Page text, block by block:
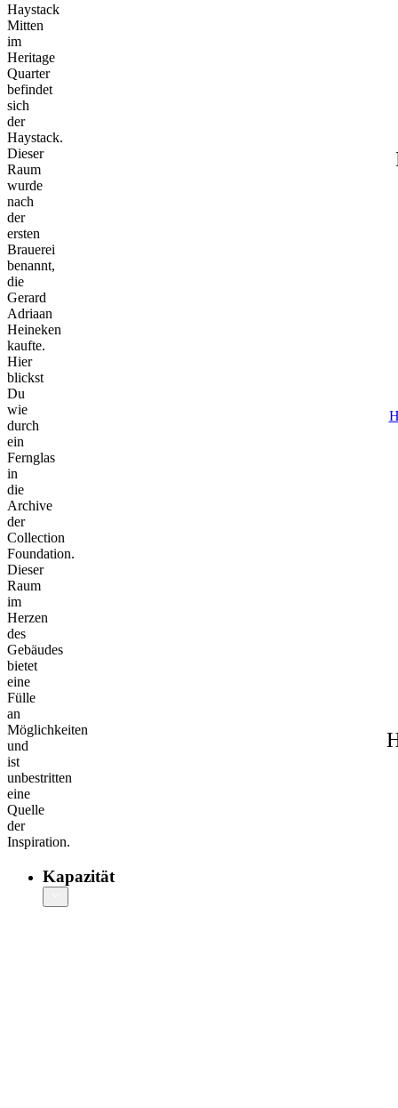
Haystack
Mitten
im
Heritage
Quarter
befindet
sich
der
Haystack.
Dieser
Raum
wurde
nach
der
ersten
Brauerei
benannt,
die
Gerard
Adriaan
Heineken
kaufte.
Hier
blickst
Du
wie
durch
ein
Fernglas
in
die
Archive
der
Collection
Foundation.
Dieser
Raum
im
Herzen
des
Gebäudes
bietet
eine
Fülle
an
Möglichkeiten
und
ist
unbestritten
eine
Quelle
der
Inspiration.
Kapazität